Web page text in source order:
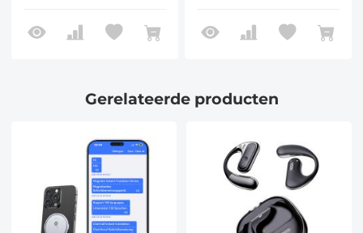
Gerelateerde producten